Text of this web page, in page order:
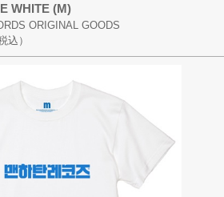
WHITE (M)
ORIGINAL GOODS
込）